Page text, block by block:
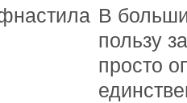
В
пользу
просто